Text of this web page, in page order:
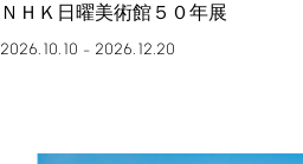
ＮＨＫ日曜美術館５０年展
2026.10.10 – 2026.12.20